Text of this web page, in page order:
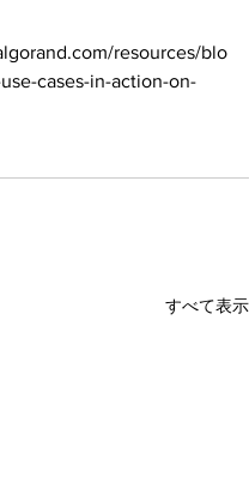
resources/blo
cases-in-action-on-
すべて表示